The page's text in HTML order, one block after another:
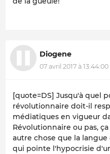
Diogene
07 avril 2017 à 13:44:00
[quote=DS] Jusqu'à quel
révolutionnaire doit-il
médiatiques en vigueur
Révolutionnaire ou pas,
autre chose que la
qui pointe l'hypocrisie